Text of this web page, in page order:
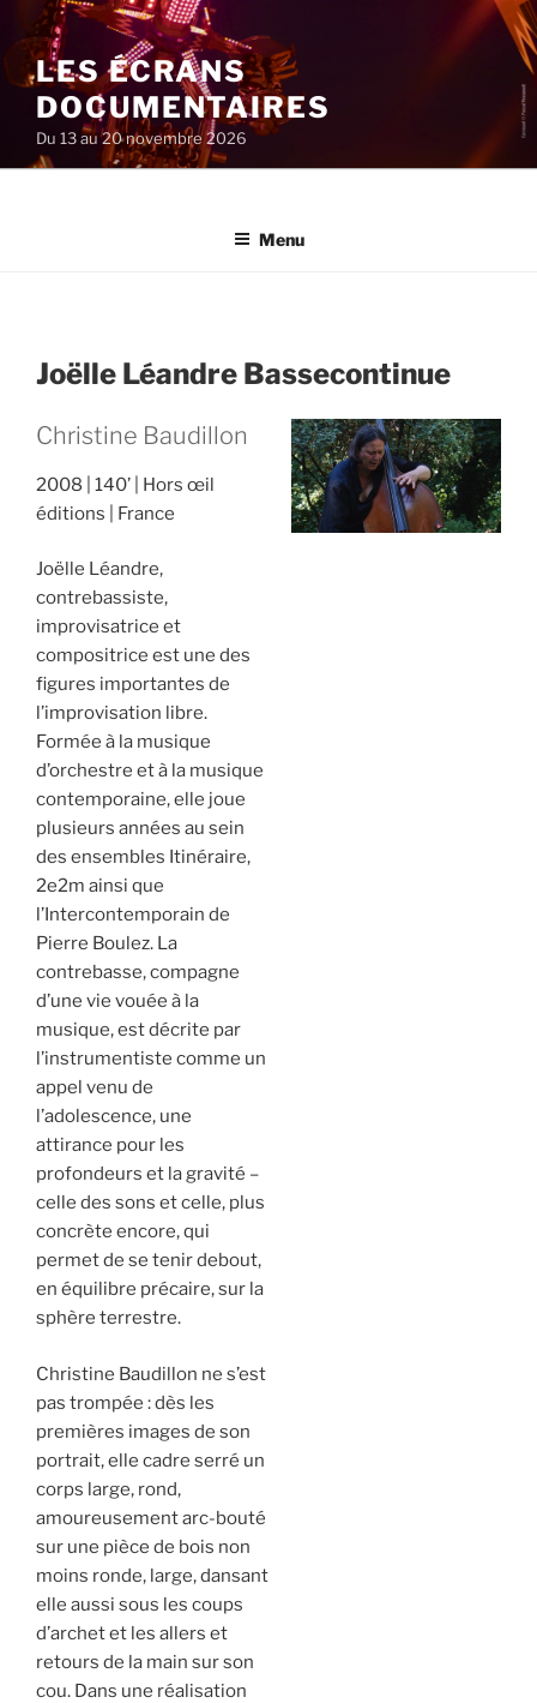
au
contenu
principal
LES ÉCRANS
DOCUMENTAIRES
Du 13 au 20 novembre 2026
Menu
Joëlle Léandre Bassecontinue
Christine Baudillon
2008 140’
Hors œil
éditions
France
Joëlle Léandre,
contrebassiste,
improvisatrice et
compositrice est une des
figures importantes de
l’improvisation libre.
Formée à la musique
d’orchestre et à la musique
contemporaine, elle joue
plusieurs années au sein
des ensembles Itinéraire,
2e2m ainsi que
l’Intercontemporain de
Pierre Boulez. La
contrebasse, compagne
d’une vie vouée à la
musique, est décrite par
l’instrumentiste comme un
appel venu de
l’adolescence, une
attirance pour les
profondeurs et la gravité –
celle des sons et celle, plus
concrète encore, qui
permet de se tenir debout,
en équilibre précaire, sur la
sphère terrestre.
Christine Baudillon ne s’est
pas trompée : dès les
premières images de son
portrait, elle cadre serré un
corps large, rond,
amoureusement arc-bouté
sur une pièce de bois non
moins ronde, large, dansant
elle aussi sous les coups
d’archet et les allers et
retours de la main sur son
cou. Dans une réalisation